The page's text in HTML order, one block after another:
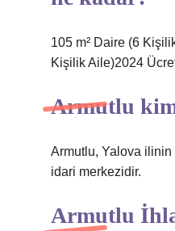
105 m² Daire (6
Kişilik Aile)2024
Armutlu
Armutlu, Yalova
idari merkezidir.
Armutlu